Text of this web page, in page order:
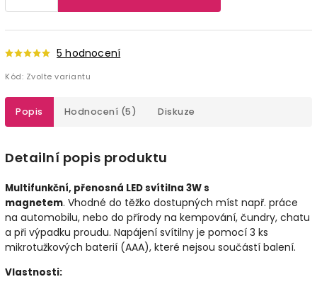
5 hodnocení
Kód: Zvolte variantu
Popis Hodnocení (5) Diskuze
Detailní popis produktu
Multifunkční, přenosná LED svítilna 3W s
magnetem. Vhodné do těžko dostupných míst např. práce
na automobilu, nebo do přírody na kempování, čundry, chatu
a při výpadku proudu. Napájení svítilny je pomocí 3 ks
mikrotužkových baterií (AAA), které nejsou součástí balení.
Vlastnosti: